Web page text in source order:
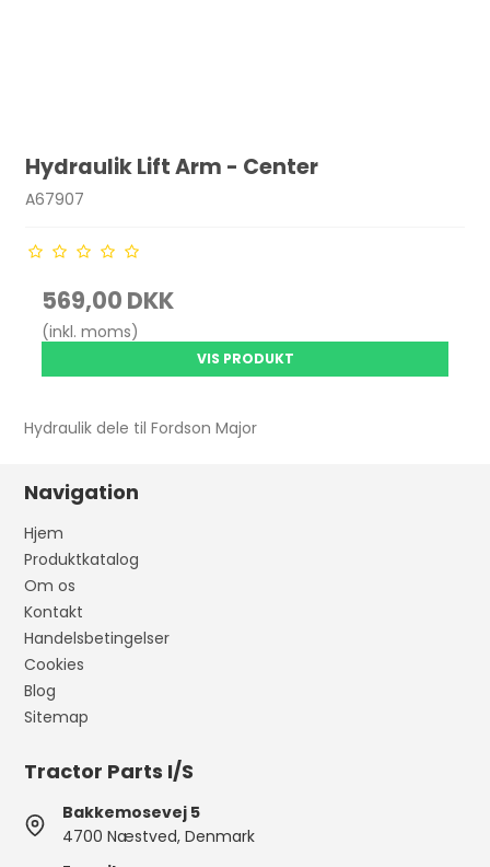
Hydraulik Lift Arm - Center
A67907
569,00 DKK
(inkl. moms)
VIS PRODUKT
Hydraulik dele til Fordson Major
Navigation
Hjem
Produktkatalog
Om os
Kontakt
Handelsbetingelser
Cookies
Blog
Sitemap
Tractor Parts I/S
Bakkemosevej 5
4700 Næstved, Denmark